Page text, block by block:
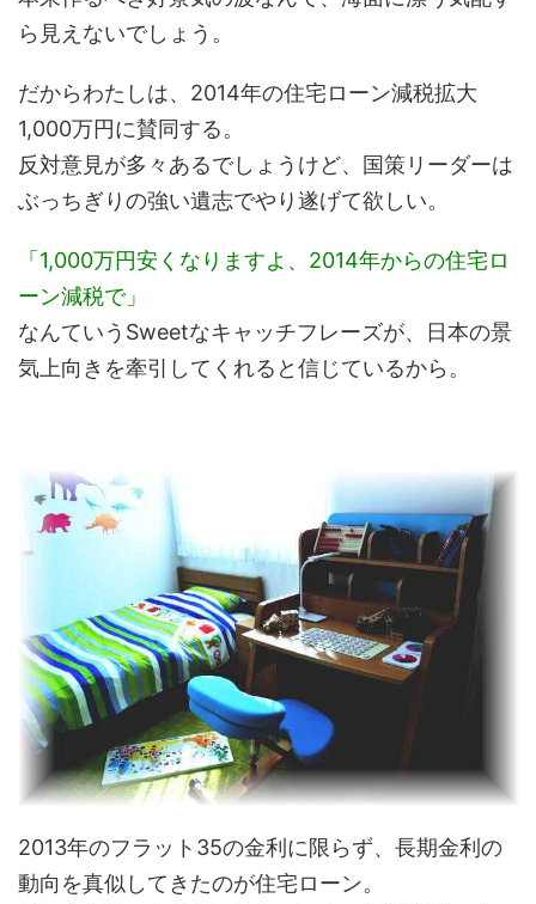
ら見えないでしょう。
だからわたしは、2014年の住宅ローン減税拡大
1,000万円に賛同する。
反対意見が多々あるでしょうけど、国策リーダーは
ぶっちぎりの強い遺志でやり遂げて欲しい。
「1,000万円安くなりますよ、2014年からの住宅ロ
ーン減税で」
なんていうSweetなキャッチフレーズが、日本の景
気上向きを牽引してくれると信じているから。
2013年のフラット35の金利に限らず、長期金利の
動向を真似してきたのが住宅ローン。